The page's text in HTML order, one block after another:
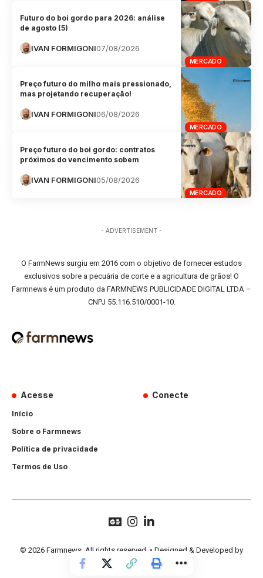
MERCADO
Futuro do boi gordo para 2026: análise
de agosto (5)
IVAN FORMIGONI07/08/2026
MERCADO
Preço futuro do milho mais pressionado,
mas projetando recuperação!
IVAN FORMIGONI06/08/2026
MERCADO
Preço futuro do boi gordo: contratos
próximos do vencimento sobem
IVAN FORMIGONI05/08/2026
- ADVERTISEMENT -
O FarmNews surgiu em 2016 com o objetivo de fornecer estudos
exclusivos sobre a pecuária de corte e a agricultura de grãos! O
Farmnews é um produto da FARMNEWS PUBLICIDADE DIGITAL LTDA –
CNPJ 55.116.510/0001-10.
Acesse
Início
Sobre o Farmnews
Política de privacidade
Termos de Uso
Conecte
© 2026 Farmnews. All rights reserved. • Designed & Developed by
Hands Perform.